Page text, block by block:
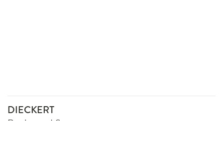
DIECKERT
Recht und Steuern